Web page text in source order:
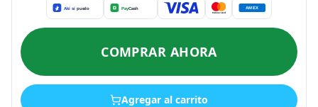
COMPRAR AHORA
Agregar al carrito